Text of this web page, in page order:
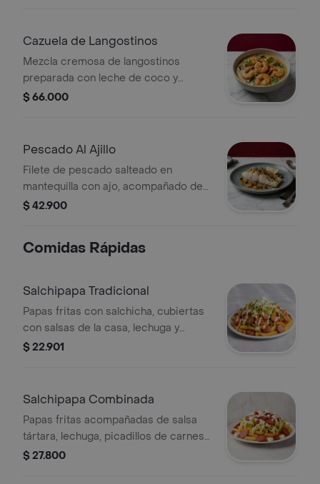
Cazuela de Langostinos
Mezcla cremosa de langostinos
preparada con leche de coco y
especias.
$ 66.000
Pescado Al Ajillo
Filete de pescado salteado en
mantequilla con ajo, acompañado de
alcaparras y rodajas de limón.
$ 42.900
Comidas Rápidas
Salchipapa Tradicional
Papas fritas con salchicha, cubiertas
con salsas de la casa, lechuga y
queso costeño
$ 22.901
Salchipapa Combinada
Papas fritas acompañadas de salsa
tártara, lechuga, picadillos de carnes
frías ( super ranchera, butifarra,
$ 27.800